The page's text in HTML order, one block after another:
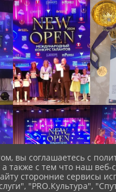
вы соглашаетесь с
также с тем что наш веб-
сторонние сервисы
"PRO.Культура",